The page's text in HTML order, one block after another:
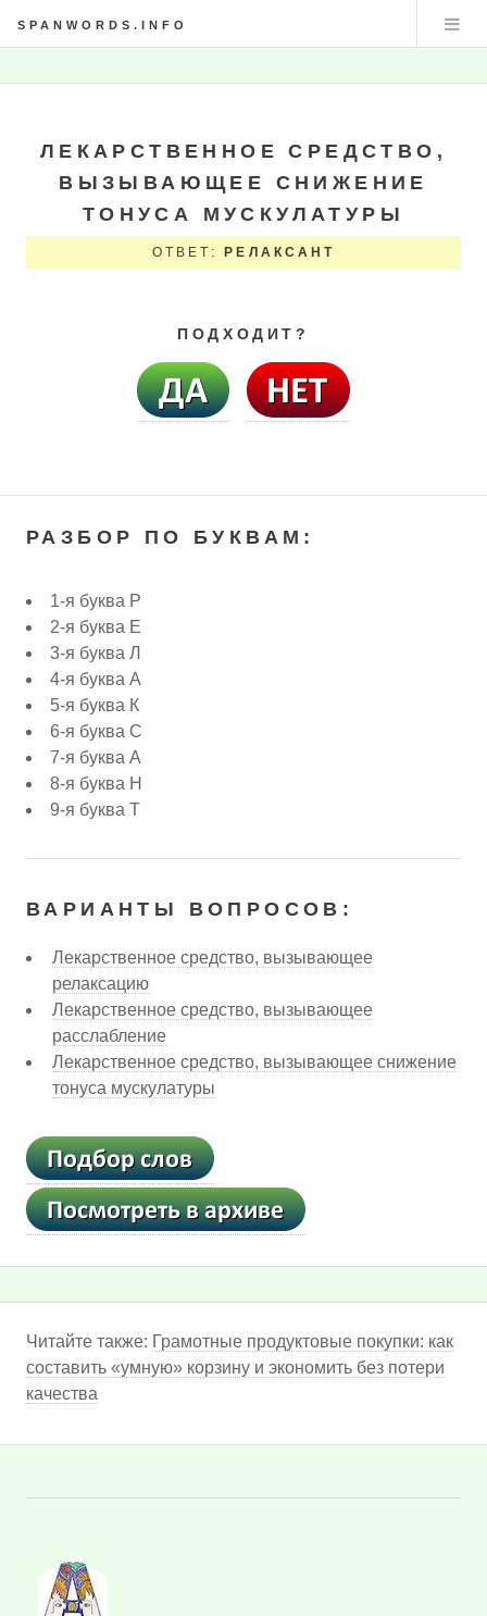
SPANWORDS.INFO
ЛЕКАРСТВЕННОЕ СРЕДСТВО,
ВЫЗЫВАЮЩЕЕ СНИЖЕНИЕ
ТОНУСА МУСКУЛАТУРЫ
ОТВЕТ: РЕЛАКСАНТ
ПОДХОДИТ?
РАЗБОР ПО БУКВАМ:
1-я буква Р
2-я буква Е
3-я буква Л
4-я буква А
5-я буква К
6-я буква С
7-я буква А
8-я буква Н
9-я буква Т
ВАРИАНТЫ ВОПРОСОВ:
Лекарственное средство, вызывающее
релаксацию
Лекарственное средство, вызывающее
расслабление
Лекарственное средство, вызывающее снижение
тонуса мускулатуры
Читайте также: Грамотные продуктовые покупки: как
составить «умную» корзину и экономить без потери
качества